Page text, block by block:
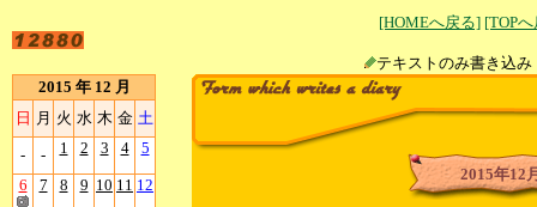
[HOMEへ戻る] [TOP
テキストのみ書
2015 年 12 月
日 月 火 水 木 金 土
- - 1 2 3 4 5
6 7 8 9 10 11 12
2015年12